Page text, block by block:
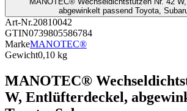
abgewinkelt passend Toyota,
Art-Nr.20810042
GTIN0739805586784
MarkeMANOTEC®
Gewicht0,10 kg
MANOTEC®
W, Entlüfterdeckel,